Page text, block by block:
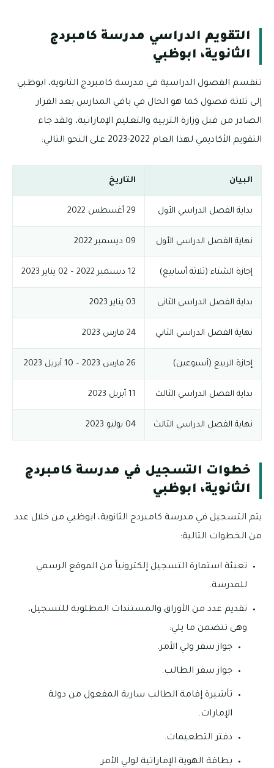
التقويم الدراسي مدرسة كامبردج
الثانوية، ابوظبي
تنقسم الفصول الدراسية في مدرسة كامبردج الثانوية، ابوظبي
إلى ثلاثة فصول كما هو الحال في باقي المدارس بعد القرار
الصادر من قبل وزارة التربية والتعليم الإماراتية، ولقد جاء
التقويم الأكاديمي لهذا العام 2022-2023 على النحو التالي:
البيان التاريخ
بداية الفصل الدراسي الأول 29 أغسطس 2022
نهاية الفصل الدراسي الأول 09 ديسمبر 2022
إجازة الشتاء (ثلاثة أسابيع) 12 ديسمبر 2022 – 02 يناير 2023
بداية الفصل الدراسي الثاني 03 يناير 2023
نهاية الفصل الدراسي الثاني 24 مارس 2023
إجازة الربيع (أسبوعين) 26 مارس 2023 – 10 أبريل 2023
بداية الفصل الدراسي الثالث 11 أبريل 2023
نهاية الفصل الدراسي الثالث 04 يوليو 2023
خطوات التسجيل في مدرسة كامبردج
الثانوية، ابوظبي
يتم التسجيل في مدرسة كامبردج الثانوية، ابوظبي من خلال عدد
من الخطوات التالية:
تعبئة استمارة التسجيل إلكترونياً من الموقع الرسمي
للمدرسة.
تقديم عدد من الأوراق والمستندات المطلوبة للتسجيل،
وهى تتضمن ما يلي:
جواز سفر ولي الأمر.
جواز سفر الطالب.
تأشيرة إقامة الطالب سارية المفعول من دولة
الإمارات.
دفتر التطعيمات.
بطاقة الهوية الإماراتية لولي الأمر.